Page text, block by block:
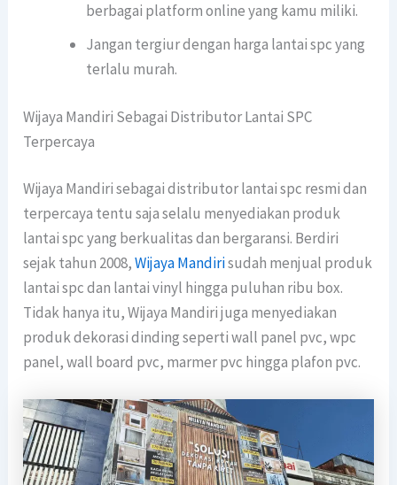
berbagai platform online yang kamu miliki.
Jangan tergiur dengan harga lantai spc yang
terlalu murah.
Wijaya Mandiri Sebagai Distributor Lantai SPC
Terpercaya
Wijaya Mandiri sebagai distributor lantai spc resmi dan
terpercaya tentu saja selalu menyediakan produk
lantai spc yang berkualitas dan bergaransi. Berdiri
sejak tahun 2008,Wijaya Mandirisudah menjual produk
lantai spc dan lantai vinyl hingga puluhan ribu box.
Tidak hanya itu, Wijaya Mandiri juga menyediakan
produk dekorasi dinding seperti wall panel pvc, wpc
panel, wall board pvc, marmer pvc hingga plafon pvc.